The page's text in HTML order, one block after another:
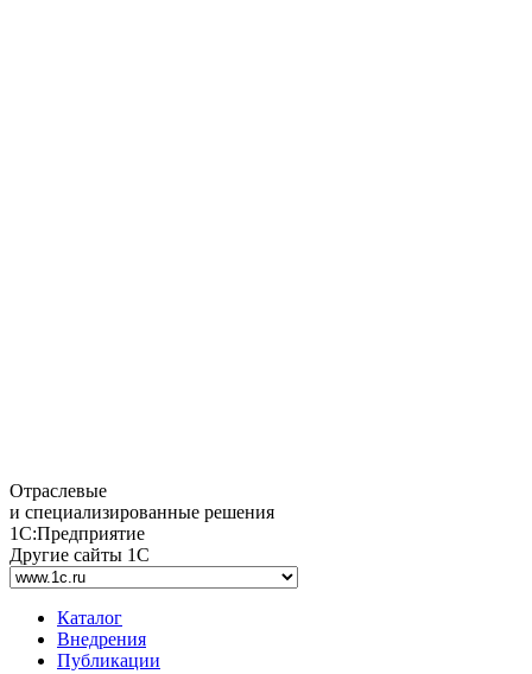
Отраслевые
и специализированные решения
1С:Предприятие
Другие сайты 1С
Каталог
Внедрения
Публикации